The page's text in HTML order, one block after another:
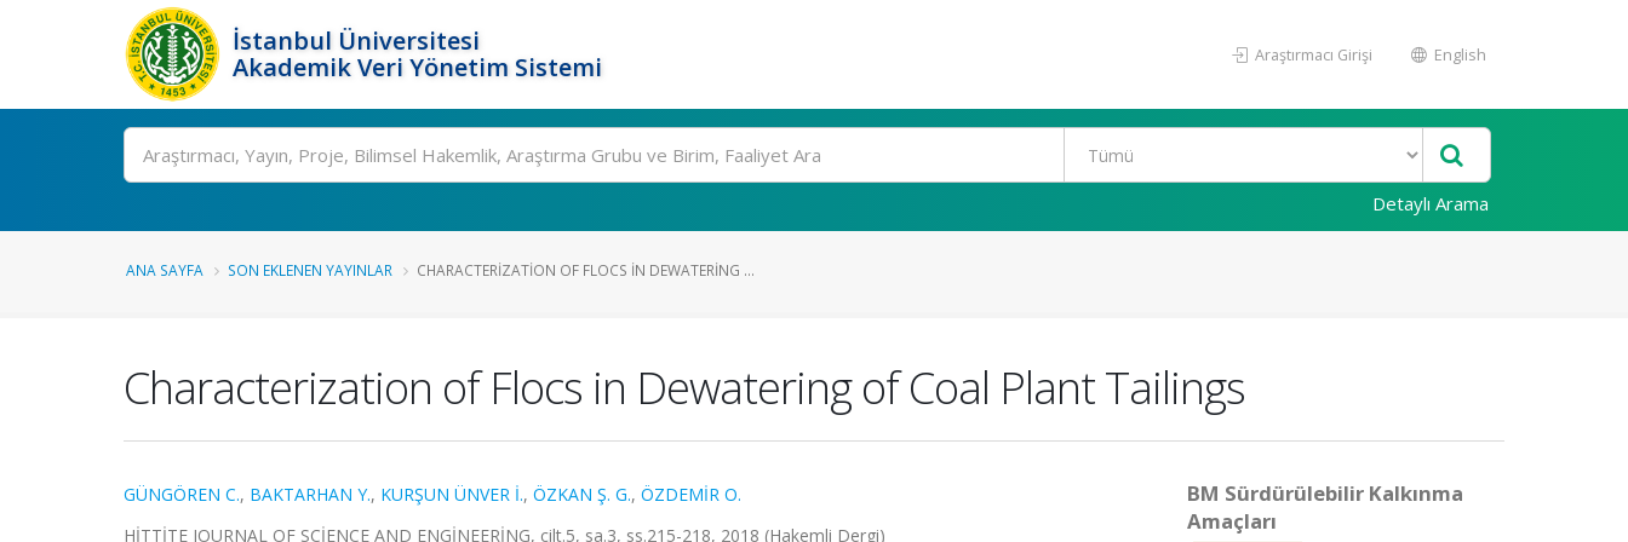
İstanbul Üniversitesi
Akademik Veri Yönetim Sistemi
Araştırmacı Girişi English
Ara
Detaylı Arama
ANA SAYFA SON EKLENEN YAYINLAR CHARACTERIZATION OF FLOCS IN DEWATERING ...
Characterization of Flocs in Dewatering of Coal Plant Tailings
GÜNGÖREN C., BAKTARHAN Y., KURŞUN ÜNVER İ., ÖZKAN Ş. G., ÖZDEMİR O.
HİTTİTE JOURNAL OF SCİENCE AND ENGİNEERİNG, cilt.5, sa.3, ss.215-218, 2018 (Hakemli Dergi)
BM Sürdürülebilir Kalkınma
Amaçları